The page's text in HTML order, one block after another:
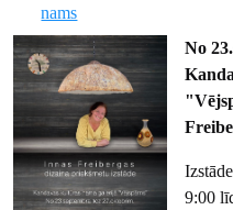
nams
No
9:00